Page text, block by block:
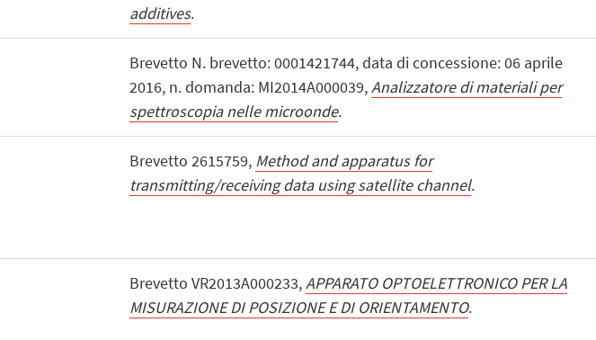
additives.
Brevetto N. brevetto: 0001421744, data di concessione: 06 aprile
2016, n. domanda: MI2014A000039,Analizzatore di materiali per
spettroscopia nelle microonde.
Brevetto 2615759, Method and apparatus for
transmitting/receiving data using satellite channel.
Brevetto VR2013A000233,APPARATO OPTOELETTRONICO PER LA
MISURAZIONE DI POSIZIONE E DI ORIENTAMENTO.